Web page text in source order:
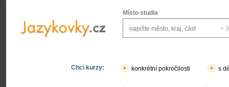
Místo studia
Chci kurzy: konkrétní pokročilosti s